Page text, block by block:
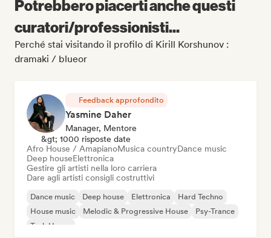
Potrebbero piacerti anche questi
curatori/professionisti...
Perché stai visitando il profilo di Kirill Korshunov :
dramaki / blueor
Feedback approfondito
Yasmine Daher
Manager, Mentore
&gt; 1000 risposte date
Afro House / AmapianoMusica countryDance music
Deep houseElettronica
Gestire gli artisti nella loro carriera
Dare agli artisti consigli costruttivi
Dance music Deep house Elettronica
Hard Techno
House music
Melodic & Progressive House
Psy-Trance
Tech House